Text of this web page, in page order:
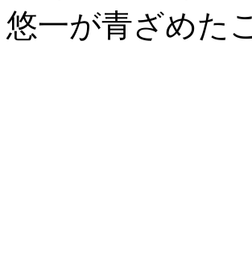
悠一が青ざめた